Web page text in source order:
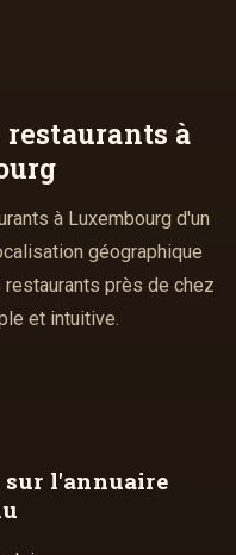
restaurants à
à Luxembourg d'un
géographique
près de chez
et intuitive.
sur l'annuaire